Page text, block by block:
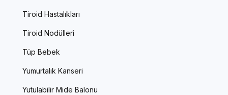
Tiroid Hastalıkları
Tiroid Nodülleri
Tüp Bebek
Yumurtalık Kanseri
Yutulabilir Mide Balonu